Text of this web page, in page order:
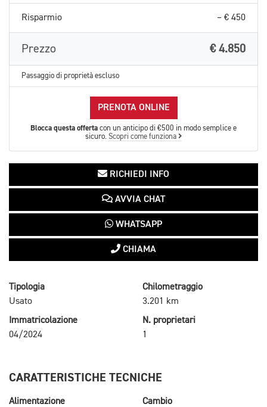
Risparmio – € 450
Prezzo € 4.850
Passaggio di proprietà escluso
PRENOTA ONLINE
Blocca questa offerta con un anticipo di €500 in modo semplice e
sicuro. Scopri come funziona
RICHIEDI INFO
AVVIA CHAT
WHATSAPP
CHIAMA
Tipologia
Usato
Chilometraggio
3.201 km
Immatricolazione
04/2024
N. proprietari
1
CARATTERISTICHE TECNICHE
Alimentazione
Cambio